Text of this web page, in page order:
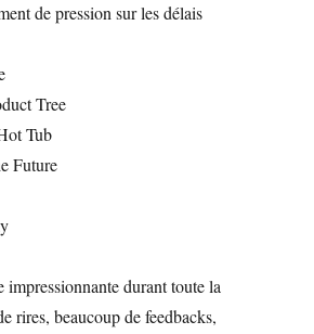
de pression sur les délais
Tree
Tub
Future
impressionnante durant toute la
rires, beaucoup de feedbacks,